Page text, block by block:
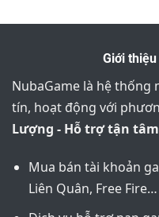
Giới
NubaGame là hệ thống
tín, hoạt động với
Lượng - Hỗ trợ tận tâm
Mua bán tài khoản
Liên Quân, Free Fire…